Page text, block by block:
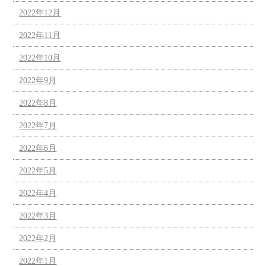
2022年12月
2022年11月
2022年10月
2022年9月
2022年8月
2022年7月
2022年6月
2022年5月
2022年4月
2022年3月
2022年2月
2022年1月